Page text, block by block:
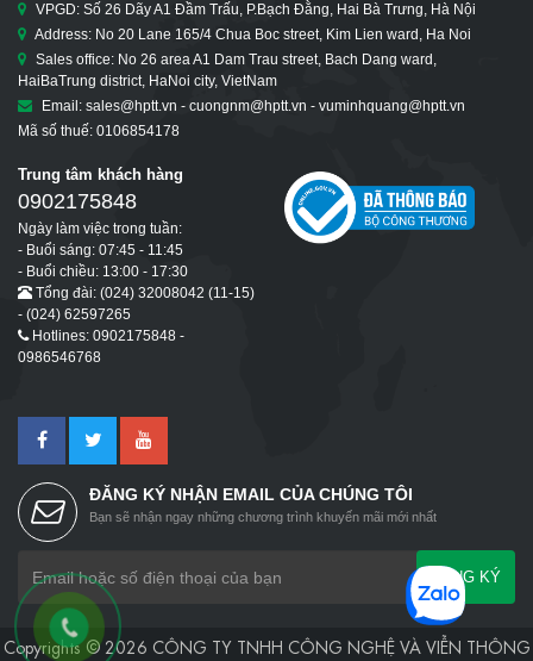
VPGD: Số 26 Dãy A1 Đầm Trấu, P.Bạch Đằng, Hai Bà Trưng, Hà Nội
Address: No 20 Lane 165/4 Chua Boc street, Kim Lien ward, Ha Noi
Sales office: No 26 area A1 Dam Trau street, Bach Dang ward,
HaiBaTrung district, HaNoi city, VietNam
Email: sales@hptt.vn - cuongnm@hptt.vn - vuminhquang@hptt.vn
Mã số thuế: 0106854178
Trung tâm khách hàng
0902175848
Ngày làm việc trong tuần:
- Buổi sáng: 07:45 - 11:45
- Buổi chiều: 13:00 - 17:30
Tổng đài: (024) 32008042 (11-15)
- (024) 62597265
Hotlines: 0902175848 -
0986546768
ĐĂNG KÝ NHẬN EMAIL CỦA CHÚNG TÔI
Bạn sẽ nhận ngay những chương trình khuyến mãi mới nhất
ĐĂNG KÝ
Copyrights © 2026 CÔNG TY TNHH CÔNG NGHỆ VÀ VIỄN THÔNG